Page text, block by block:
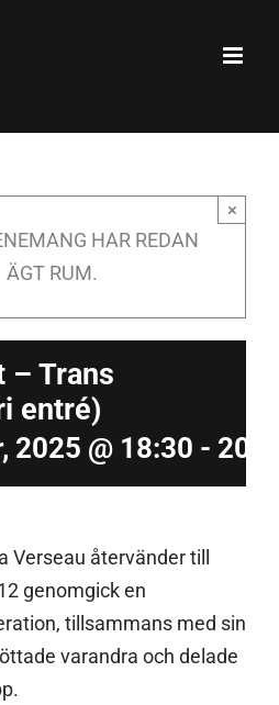
HAR REDAN
ÄGT RUM.
×
– Trans
entré)
2025 @ 18:30 -
Verseau återvänder till
genomgick en
tillsammans med sin
varandra och delade